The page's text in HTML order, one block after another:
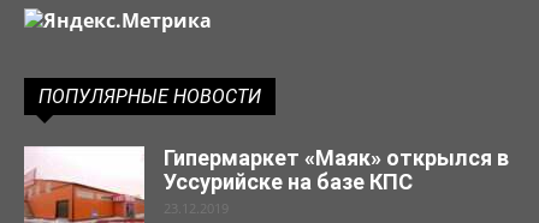
ПОПУЛЯРНЫЕ НОВОСТИ
Гипермаркет «Маяк» открылся в
Уссурийске на базе КПС
23.12.2019